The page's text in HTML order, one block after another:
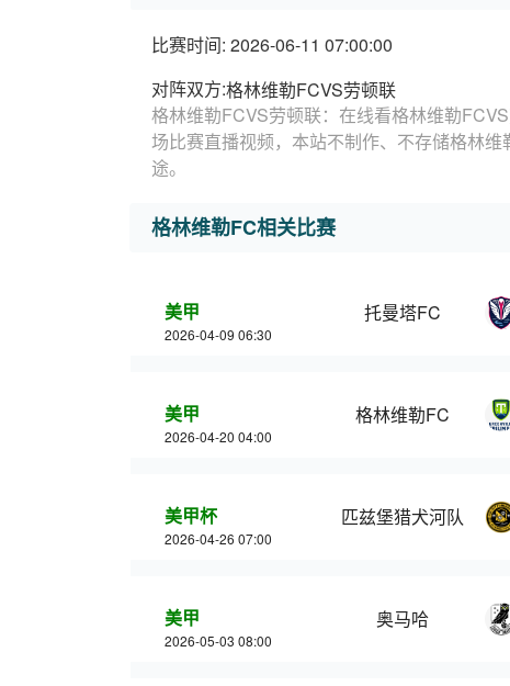
比赛时间: 2026-06-11 07:00:00
对阵双方:格林维勒FCVS劳顿联
格林维勒FCVS劳顿联：在线看格林维勒
场比赛直播视频，本站不制作、不存储格林
途。
格林维勒FC相关比赛
美甲
2026-04-09 06:30
托曼塔FC
美甲
2026-04-20 04:00
格林维勒FC
美甲杯
2026-04-26 07:00
匹兹堡猎犬河队
美甲
2026-05-03 08:00
奥马哈